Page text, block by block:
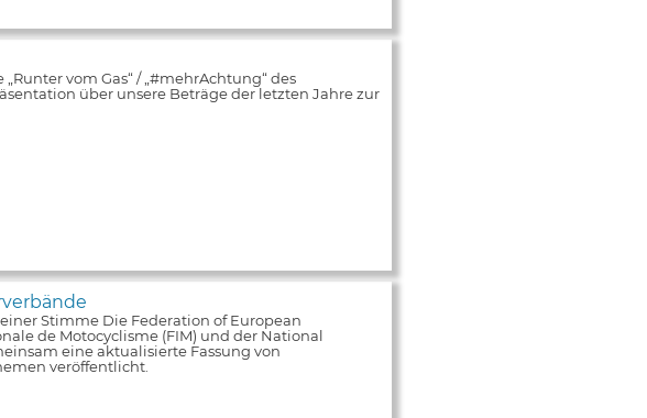
vom Gas“ / „#mehrAchtung“ des
über unsere Beträge der letzten Jahre zur
Stimme Die Federation of European
de Motocyclisme (FIM) und der National
eine aktualisierte Fassung von
veröffentlicht.